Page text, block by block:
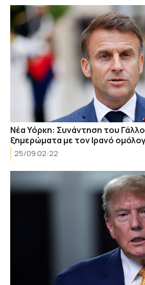
Νέα Υόρκη: Συνάντηση του
ξημερώματα με τον Ιρανό
25/09 02:22